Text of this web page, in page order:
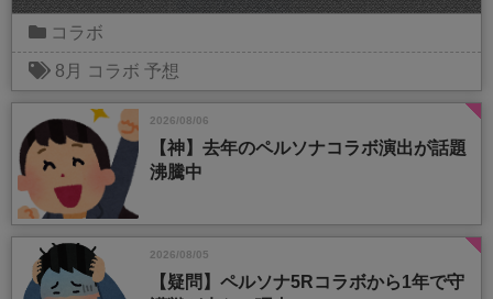
コラボ
8月 コラボ 予想
2026/08/06
【神】去年のペルソナコラボ演出が話題
沸騰中
2026/08/05
【疑問】ペルソナ5Rコラボから1年で守